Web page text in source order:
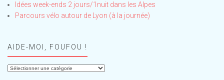
Idées week-ends 2 jours/1nuit dans les Alpes
Parcours vélo autour de Lyon (à la journée)
AIDE-MOI, FOUFOU !
Aide-